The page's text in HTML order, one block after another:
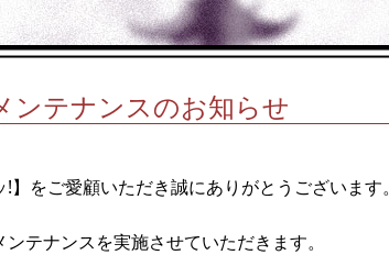
ンテナンスのお知らせ
】をご愛顧いただき誠にありがとうございます。
テナンスを実施させていただきます。